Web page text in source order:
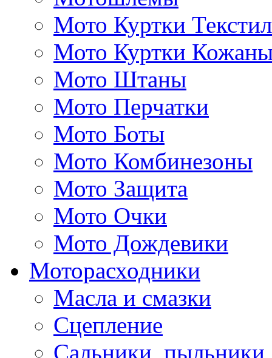
Мото Куртки
Мото Куртки
Мото Штаны
Мото Перчатки
Мото Боты
Мото Комбинезоны
Мото Защита
Мото Очки
Мото Дождевики
Моторасходники
Масла и смазки
Сцепление
Сальники,